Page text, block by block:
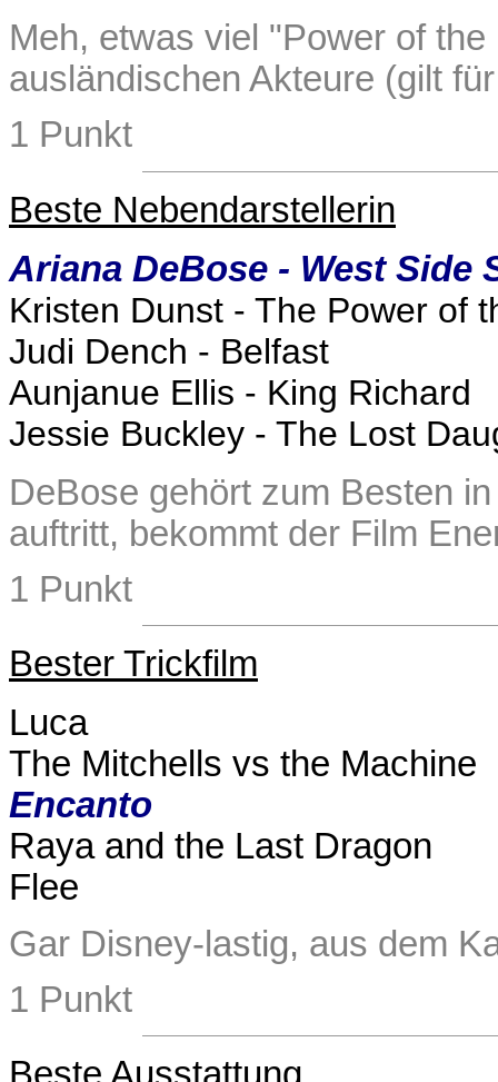
Meh, etwas viel "Power of
ausländischen Akteure (gilt
1 Punkt
Beste Nebendarstellerin
Ariana DeBose - West Side
Kristen Dunst - The Power of
Judi Dench - Belfast
Aunjanue Ellis - King Richard
Jessie Buckley - The Lost
DeBose gehört zum Besten
auftritt, bekommt der Film
1 Punkt
Bester Trickfilm
Luca
The Mitchells vs the Machine
Encanto
Raya and the Last Dragon
Flee
Gar Disney-lastig, aus dem
1 Punkt